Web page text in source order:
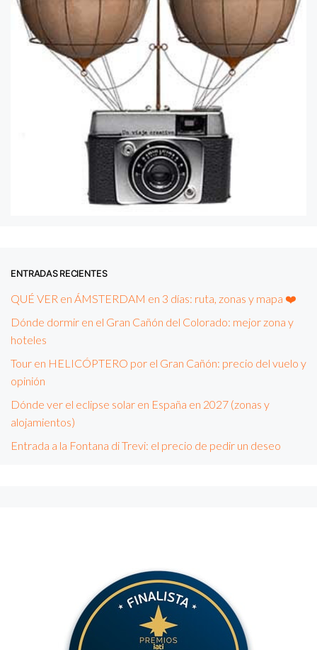
ENTRADAS RECIENTES
QUÉ VER en ÁMSTERDAM en 3 días: ruta, zonas y mapa ❤️
Dónde dormir en el Gran Cañón del Colorado: mejor zona y
hoteles
Tour en HELICÓPTERO por el Gran Cañón: precio del vuelo y
opinión
Dónde ver el eclipse solar en España en 2027 (zonas y
alojamientos)
Entrada a la Fontana di Trevi: el precio de pedir un deseo